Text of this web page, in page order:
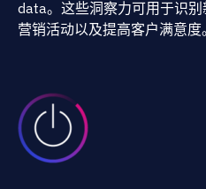
data。这些洞察力可用于识
营销活动以及提高客户满意度